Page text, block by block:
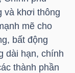
và khơi thông
mẽ cho
bất động
dài hạn, chính
thành phần